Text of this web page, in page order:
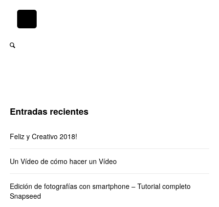
Entradas recientes
Feliz y Creativo 2018!
Un Vídeo de cómo hacer un Vídeo
Edición de fotografías con smartphone – Tutorial completo
Snapseed